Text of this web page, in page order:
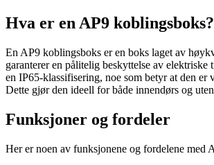
Hva er en AP9 koblingsboks?
En AP9 koblingsboks er en boks laget av
garanterer en pålitelig beskyttelse av
en IP65-klassifisering, noe som betyr at den er
Dette gjør den ideell for både innendørs og
Funksjoner og fordeler
Her er noen av funksjonene og fordelene med